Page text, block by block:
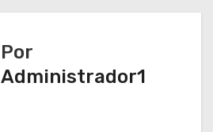
Por
Administrador1